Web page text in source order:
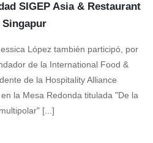
SIGEP Asia & Restaurant
Singapur
López también participó, por
de la International Food &
de la Hospitality Alliance
la Mesa Redonda titulada "De la
[...]